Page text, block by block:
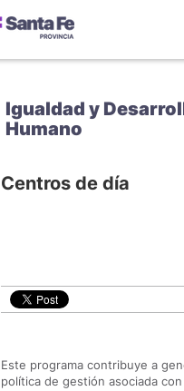
Igualdad y
Humano
Centros de día
Este programa contribuye a
política de gestión asociada con